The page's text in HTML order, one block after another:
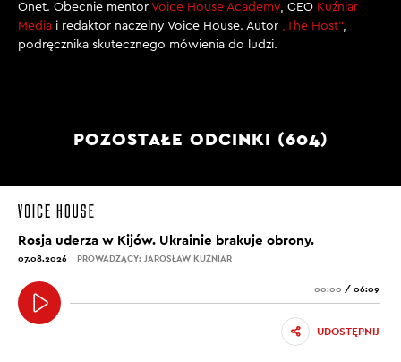
Onet. Obecnie mentor Voice House Academy, CEO Kuźniar
Media i redaktor naczelny Voice House. Autor „The Host”,
podręcznika skutecznego mówienia do ludzi.
POZOSTAŁE ODCINKI (604)
Rosja uderza w Kijów. Ukrainie brakuje obrony.
07.08.2026 PROWADZĄCY: JAROSŁAW KUŹNIAR
00:00 / 06:09
UDOSTĘPNIJ